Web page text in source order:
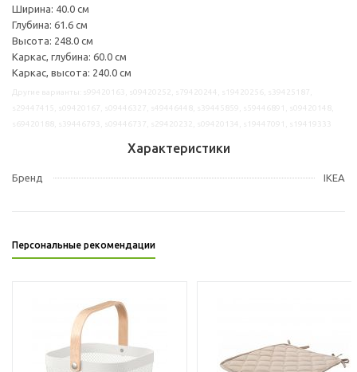
Ширина: 40.0 см
Глубина: 61.6 см
Высота: 248.0 см
Каркас, глубина: 60.0 см
Каркас, высота: 240.0 см
Характеристики
Бренд IKEA
Персональные рекомендации